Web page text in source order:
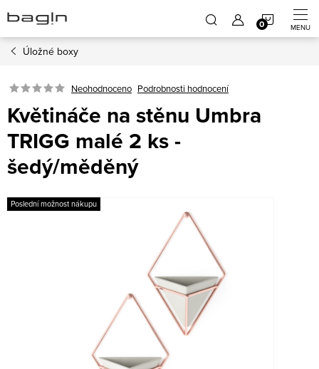
na
obsah
Úložné boxy
Neohodnoceno Podrobnosti hodnocení
Květináče na stěnu Umbra
TRIGG malé 2 ks -
šedý/měděný
Poslední možnost nákupu